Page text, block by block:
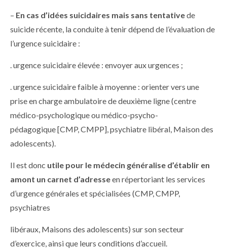
– En cas d’idées suicidaires mais sans tentativede
suicide récente, la conduite à tenir dépend de l’évaluation de
l’urgence suicidaire :
. urgence suicidaire élevée : envoyer aux urgences ;
. urgence suicidaire faible à moyenne : orienter vers une
prise en charge ambulatoire de deuxième ligne (centre
médico-psychologique ou médico-psycho-
pédagogique [CMP, CMPP], psychiatre libéral, Maison des
adolescents).
Il est donc utile pour le médecin généralise d’établir en
amont un carnet d’adresseen répertoriant les services
d’urgence générales et spécialisées (CMP, CMPP,
psychiatres
libéraux, Maisons des adolescents) sur son secteur
d’exercice, ainsi que leurs conditions d’accueil.